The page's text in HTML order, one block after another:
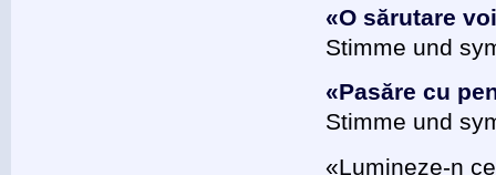
«O sărutare
Stimme und
«Pasăre cu
Stimme und
«Lumineze-n